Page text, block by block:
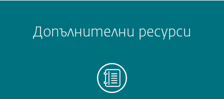
Допълнителни ресурси